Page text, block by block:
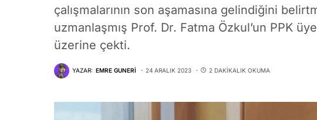
çalışmalarının son aşamasına gelindiğini
uzmanlaşmış Prof. Dr. Fatma Özkul’un PPK
üzerine çekti.
YAZAR: EMRE GUNERI 24 ARALIK 2023 2 DAKIKALIK OKUMA